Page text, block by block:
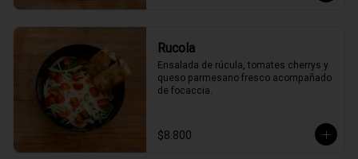
Rucola
Ensalada de rúcula, tomates cherrys y
queso parmesano fresco acompañado
de focaccia.
$8.800